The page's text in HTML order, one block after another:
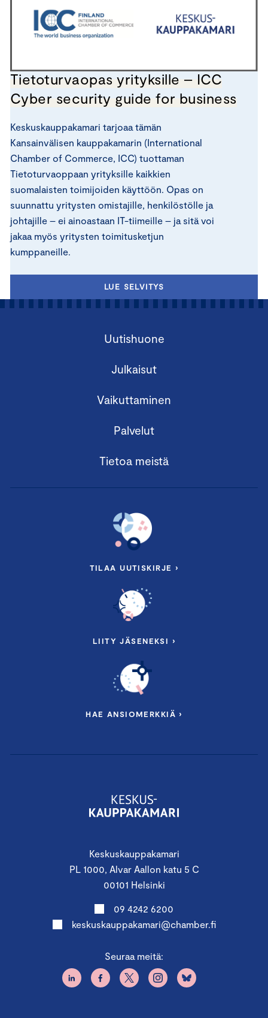
Tietoturvaopas yrityksille – ICC
Cyber security guide for business
Keskuskauppakamari tarjoaa tämän
Kansainvälisen kauppakamarin (International
Chamber of Commerce, ICC) tuottaman
Tietoturvaoppaan yrityksille kaikkien
suomalaisten toimijoiden käyttöön. Opas on
suunnattu yritysten omistajille, henkilöstölle ja
johtajille – ei ainoastaan IT-tiimeille – ja sitä voi
jakaa myös yritysten toimitusketjun
kumppaneille.
LUE SELVITYS
Keskuskauppakamari
PL 1000, Alvar Aallon katu 5 C
00101 Helsinki
09 4242 6200
keskuskauppakamari@chamber.fi
Seuraa meitä:
Uutishuone
Julkaisut
Vaikuttaminen
Palvelut
Tietoa meistä
TILAA UUTISKIRJE ›
LIITY JÄSENEKSI ›
HAE ANSIOMERKKIÄ ›